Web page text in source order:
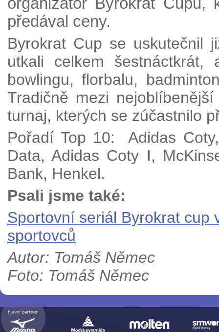
předával ceny.
Byrokrat Cup se uskutečnil
utkali celkem
bowlingu, florbalu,
Tradičně mezi
turnaj, kterých se zúčastnilo
Pořadí Top 10: Adidas
Data, Adidas Coty I,
Bank, Henkel.
Psali jsme také:
Sportovní seriál Byrokrat cup
sportovců
Autor: Tomáš Němec
Foto: Tomáš Němec